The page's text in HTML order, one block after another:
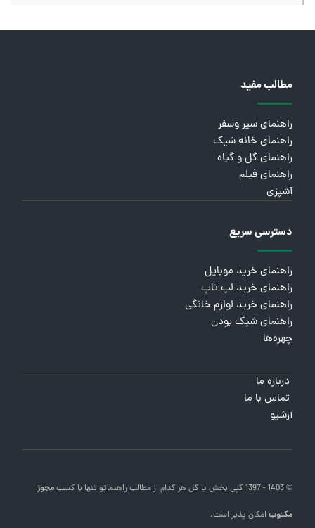
مطالب مفید
راهنمای سیر وسفر
راهنمای خانه شیک
راهنمای گل و گیاه
راهنمای فیلم
آشپزی
دسترسی سریع
راهنمای خرید موبایل
راهنمای خرید لپ تاپ
راهنمای خرید لوازم خانگی
راهنمای شیک بودن
چهره‌ها
درباره ما
تماس با ما
آرشیو
© 1403 - 1397 کپی بخش یا کل هر کدام از مطالب راهنماتو تنها با کسبمجوز
مکتوبامکان پذیر است.